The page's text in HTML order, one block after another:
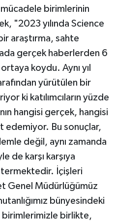
birimlerinin
"2023 yılında Science
araştırma, sahte
gerçek haberlerden 6
ortaya koydu. Aynı yıl
yürütülen bir
ki katılımcıların yüzde
hangisi gerçek, hangisi
edemiyor. Bu sonuçlar,
değil, aynı zamanda
de karşı karşıya
İçişleri
Genel Müdürlüğümüz
bünyesindeki
birimlerimizle birlikte,